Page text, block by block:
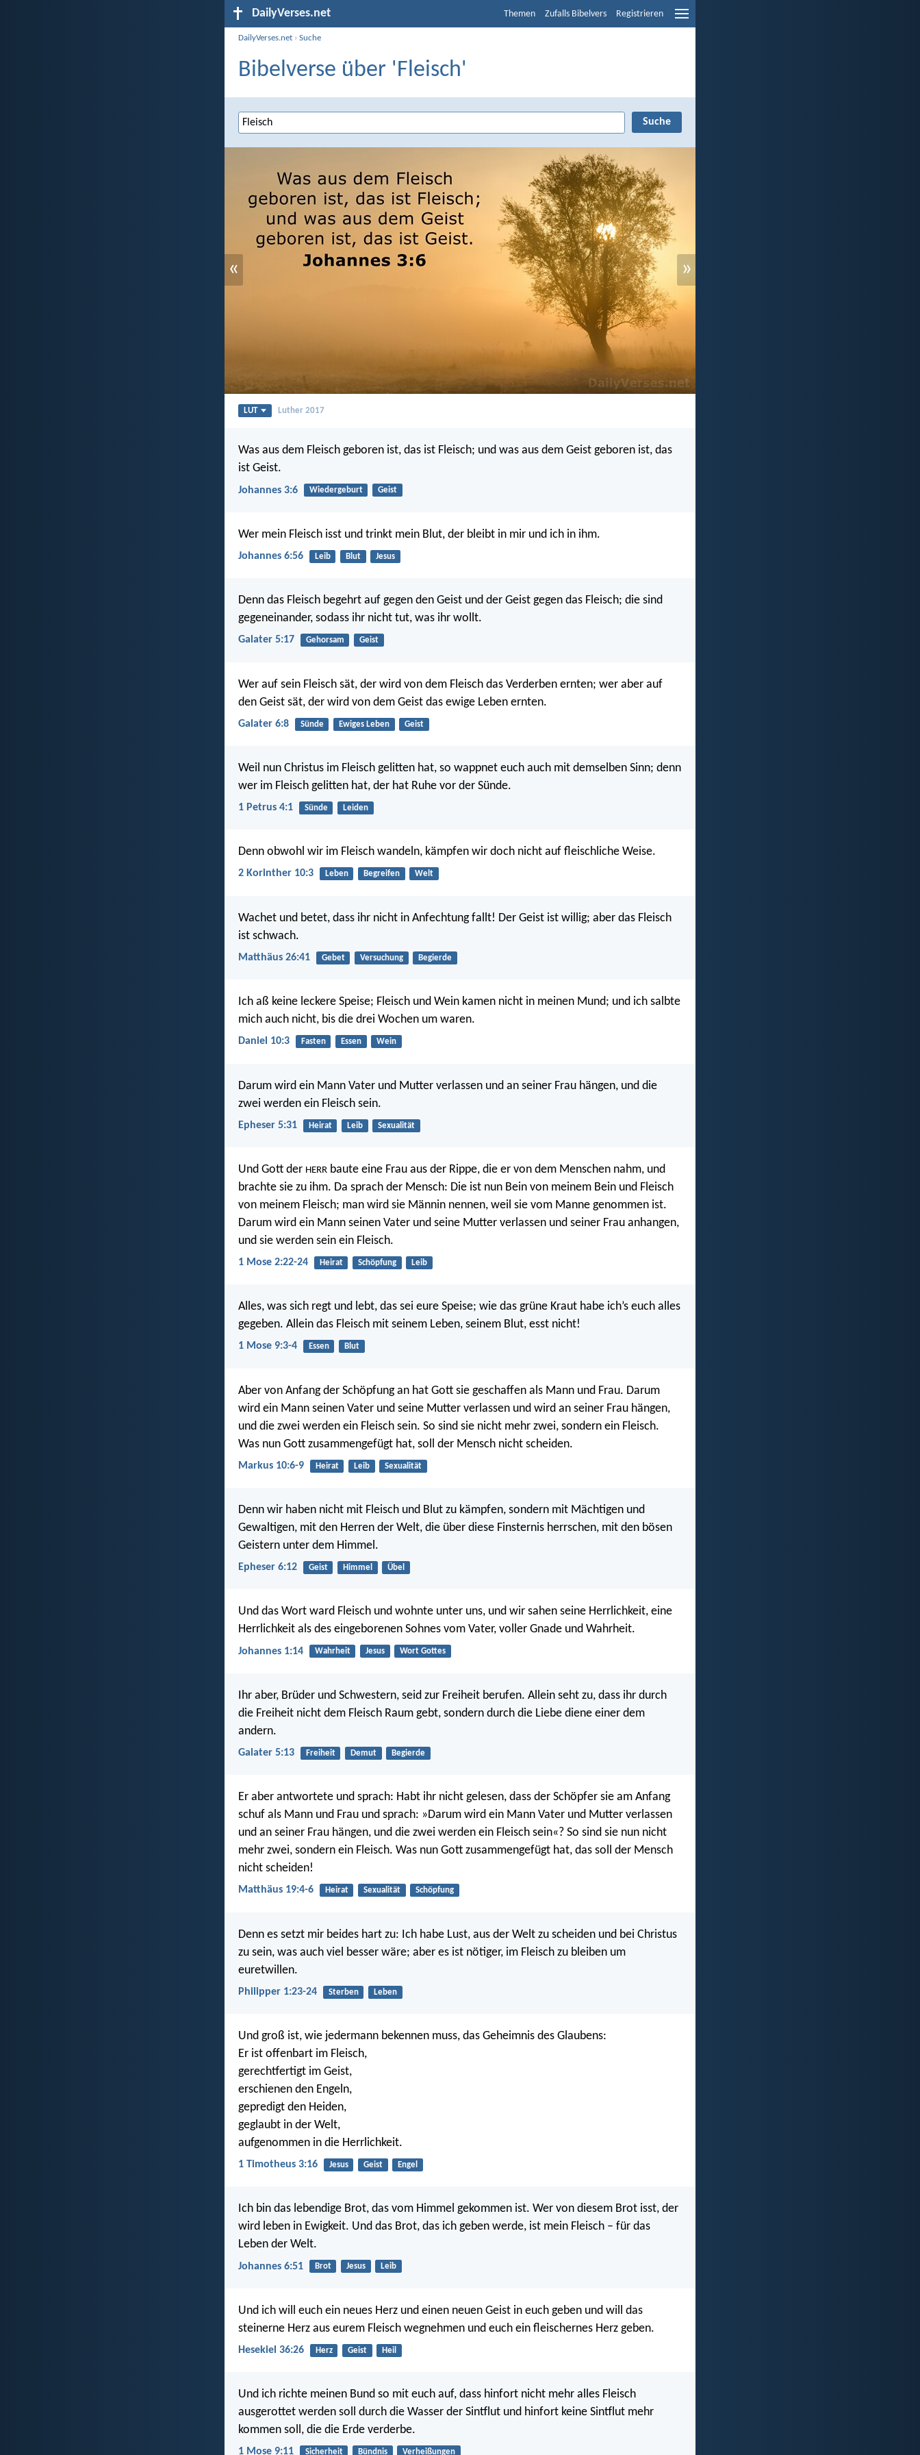
DailyVerses.net Themen Zufalls Bibelvers Registrieren
DailyVerses.net ›Suche
Bibelverse über 'Fleisch'
« »
LUT Luther 2017
Was aus dem Fleisch geboren ist, das ist Fleisch; und was aus dem Geist geboren ist, das
ist Geist.
Johannes 3:6 Wiedergeburt Geist
Wer mein Fleisch isst und trinkt mein Blut, der bleibt in mir und ich in ihm.
Johannes 6:56 Leib Blut Jesus
Denn das Fleisch begehrt auf gegen den Geist und der Geist gegen das Fleisch; die sind
gegeneinander, sodass ihr nicht tut, was ihr wollt.
Galater 5:17 Gehorsam Geist
Wer auf sein Fleisch sät, der wird von dem Fleisch das Verderben ernten; wer aber auf
den Geist sät, der wird von dem Geist das ewige Leben ernten.
Galater 6:8 Sünde Ewiges Leben Geist
Weil nun Christus im Fleisch gelitten hat, so wappnet euch auch mit demselben Sinn; denn
wer im Fleisch gelitten hat, der hat Ruhe vor der Sünde.
1 Petrus 4:1 Sünde Leiden
Denn obwohl wir im Fleisch wandeln, kämpfen wir doch nicht auf fleischliche Weise.
2 Korinther 10:3 Leben Begreifen Welt
Wachet und betet, dass ihr nicht in Anfechtung fallt! Der Geist ist willig; aber das Fleisch
ist schwach.
Matthäus 26:41 Gebet Versuchung Begierde
Ich aß keine leckere Speise; Fleisch und Wein kamen nicht in meinen Mund; und ich salbte
mich auch nicht, bis die drei Wochen um waren.
Daniel 10:3 Fasten Essen Wein
Darum wird ein Mann Vater und Mutter verlassen und an seiner Frau hängen, und die
zwei werden ein Fleisch sein.
Epheser 5:31 Heirat Leib Sexualität
Und Gott der HERR baute eine Frau aus der Rippe, die er von dem Menschen nahm, und
brachte sie zu ihm. Da sprach der Mensch: Die ist nun Bein von meinem Bein und Fleisch
von meinem Fleisch; man wird sie Männin nennen, weil sie vom Manne genommen ist.
Darum wird ein Mann seinen Vater und seine Mutter verlassen und seiner Frau anhangen,
und sie werden sein ein Fleisch.
1 Mose 2:22-24 Heirat Schöpfung Leib
Alles, was sich regt und lebt, das sei eure Speise; wie das grüne Kraut habe ich’s euch alles
gegeben. Allein das Fleisch mit seinem Leben, seinem Blut, esst nicht!
1 Mose 9:3-4 Essen Blut
Aber von Anfang der Schöpfung an hat Gott sie geschaffen als Mann und Frau. Darum
wird ein Mann seinen Vater und seine Mutter verlassen und wird an seiner Frau hängen,
und die zwei werden ein Fleisch sein. So sind sie nicht mehr zwei, sondern ein Fleisch.
Was nun Gott zusammengefügt hat, soll der Mensch nicht scheiden.
Markus 10:6-9 Heirat Leib Sexualität
Denn wir haben nicht mit Fleisch und Blut zu kämpfen, sondern mit Mächtigen und
Gewaltigen, mit den Herren der Welt, die über diese Finsternis herrschen, mit den bösen
Geistern unter dem Himmel.
Epheser 6:12 Geist Himmel Übel
Und das Wort ward Fleisch und wohnte unter uns, und wir sahen seine Herrlichkeit, eine
Herrlichkeit als des eingeborenen Sohnes vom Vater, voller Gnade und Wahrheit.
Johannes 1:14 Wahrheit Jesus Wort Gottes
Ihr aber, Brüder und Schwestern, seid zur Freiheit berufen. Allein seht zu, dass ihr durch
die Freiheit nicht dem Fleisch Raum gebt, sondern durch die Liebe diene einer dem
andern.
Galater 5:13 Freiheit Demut Begierde
Er aber antwortete und sprach: Habt ihr nicht gelesen, dass der Schöpfer sie am Anfang
schuf als Mann und Frau und sprach: »Darum wird ein Mann Vater und Mutter verlassen
und an seiner Frau hängen, und die zwei werden ein Fleisch sein«? So sind sie nun nicht
mehr zwei, sondern ein Fleisch. Was nun Gott zusammengefügt hat, das soll der Mensch
nicht scheiden!
Matthäus 19:4-6 Heirat Sexualität Schöpfung
Denn es setzt mir beides hart zu: Ich habe Lust, aus der Welt zu scheiden und bei Christus
zu sein, was auch viel besser wäre; aber es ist nötiger, im Fleisch zu bleiben um
euretwillen.
Philipper 1:23-24 Sterben Leben
Und groß ist, wie jedermann bekennen muss, das Geheimnis des Glaubens:
Er ist offenbart im Fleisch,
gerechtfertigt im Geist,
erschienen den Engeln,
gepredigt den Heiden,
geglaubt in der Welt,
aufgenommen in die Herrlichkeit.
1 Timotheus 3:16 Jesus Geist Engel
Ich bin das lebendige Brot, das vom Himmel gekommen ist. Wer von diesem Brot isst, der
wird leben in Ewigkeit. Und das Brot, das ich geben werde, ist mein Fleisch – für das
Leben der Welt.
Johannes 6:51 Brot Jesus Leib
Und ich will euch ein neues Herz und einen neuen Geist in euch geben und will das
steinerne Herz aus eurem Fleisch wegnehmen und euch ein fleischernes Herz geben.
Hesekiel 36:26 Herz Geist Heil
Und ich richte meinen Bund so mit euch auf, dass hinfort nicht mehr alles Fleisch
ausgerottet werden soll durch die Wasser der Sintflut und hinfort keine Sintflut mehr
kommen soll, die die Erde verderbe.
1 Mose 9:11 Sicherheit Bündnis Verheißungen